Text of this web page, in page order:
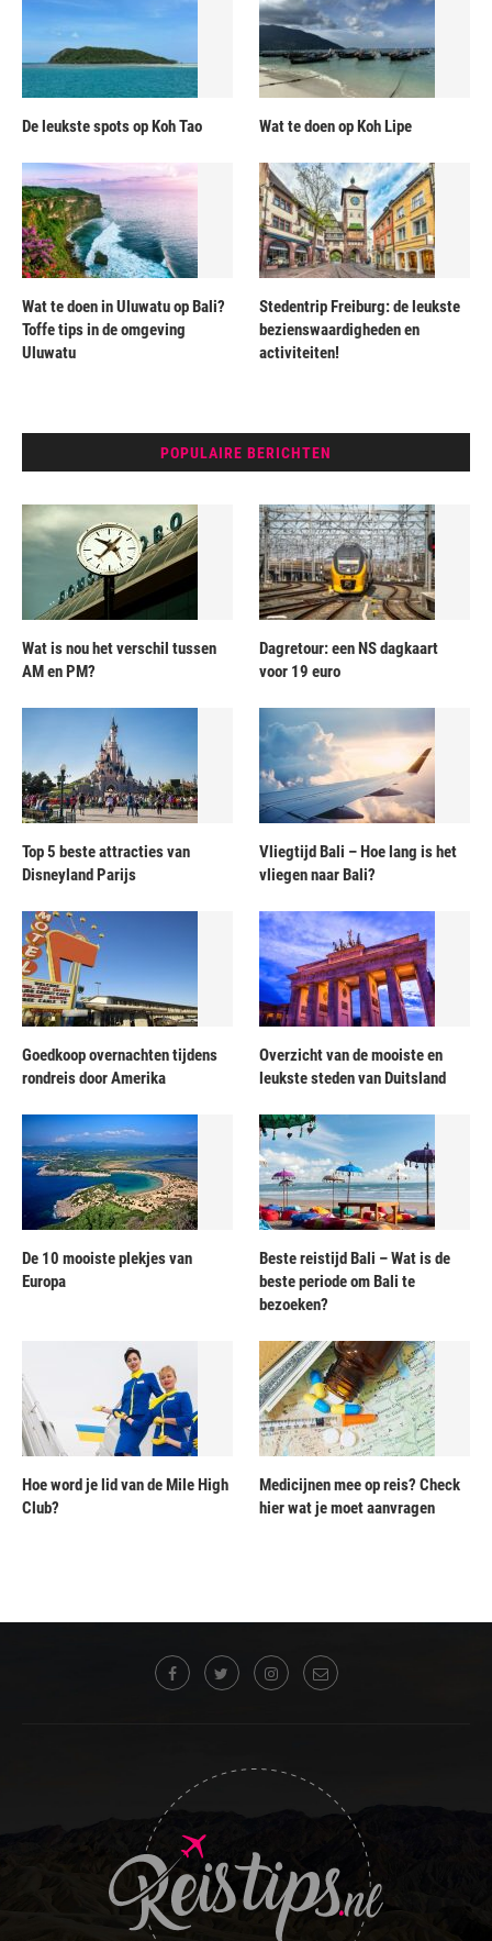
De leukste spots op Koh Tao Wat te doen op Koh Lipe
Wat te doen in Uluwatu op Bali?
Toffe tips in de omgeving
Uluwatu
Stedentrip Freiburg: de leukste
bezienswaardigheden en
activiteiten!
POPULAIRE BERICHTEN
Wat is nou het verschil tussen
AM en PM?
Dagretour: een NS dagkaart
voor 19 euro
Top 5 beste attracties van
Disneyland Parijs
Vliegtijd Bali – Hoe lang is het
vliegen naar Bali?
Goedkoop overnachten tijdens
rondreis door Amerika
Overzicht van de mooiste en
leukste steden van Duitsland
De 10 mooiste plekjes van
Europa
Beste reistijd Bali – Wat is de
beste periode om Bali te
bezoeken?
Hoe word je lid van de Mile High
Club?
Medicijnen mee op reis? Check
hier wat je moet aanvragen